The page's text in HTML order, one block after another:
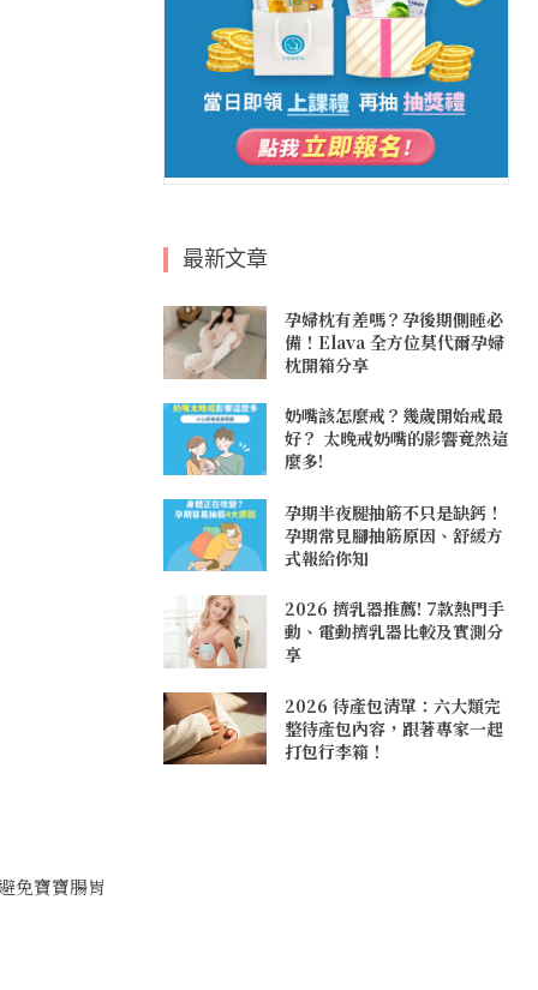
免寶寶腸胃
最新文章
孕婦枕有差嗎？孕後期側睡必
備！Elava 全方位莫代爾孕婦
枕開箱分享
奶嘴該怎麼戒？幾歲開始戒最
好？ 太晚戒奶嘴的影響竟然這
麼多!
孕期半夜腿抽筋不只是缺鈣！
孕期常見腳抽筋原因、舒緩方
式報給你知
2026 擠乳器推薦! 7款熱門手
動、電動擠乳器比較及實測分
享
2026 待產包清單：六大類完
整待產包內容，跟著專家一起
打包行李箱！